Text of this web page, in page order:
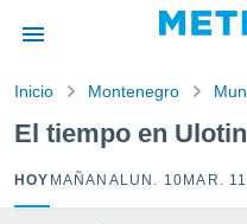
por
para
que se
calidad.
Inicio Montenegro
El tiempo en
HOY MAÑANA LUN. 10 MAR. 11